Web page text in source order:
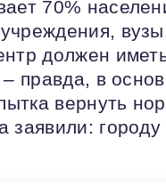
70%
должен
правда, в
вернуть
заявили: